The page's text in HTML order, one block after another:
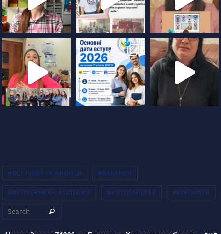
#ВСІ ПОДІЇ ТА АНОНСИ #ВАКАНСІЇ
#ВИПУСКНИКИ КОЛЕДЖУ #ФОТОГАЛЕРЕЯ #КОНТАКТИ
Search